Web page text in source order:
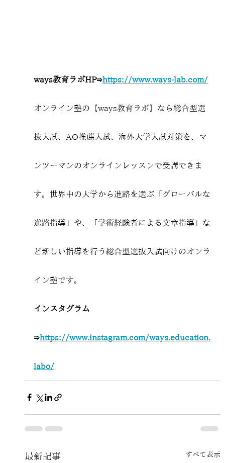
ways教育ラボHP⇒https://www.ways-lab.com/
オンライン塾の【ways教育ラボ】なら総合型選
抜入試、AO推薦入試、海外大学入試対策を、マ
ンツーマンのオンラインレッスンで受講できま
す。世界中の大学から進路を選ぶ「グローバルな
進路指導」や、「学術経験者による文章指導」な
ど新しい指導を行う総合型選抜入試向けのオンラ
イン塾です。
インスタグラム
⇒https://www.instagram.com/ways.education.
labo/
最新記事 すべて表示